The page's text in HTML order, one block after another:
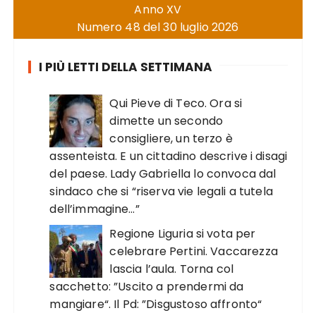
Anno XV
Numero 48 del 30 luglio 2026
I PIÙ LETTI DELLA SETTIMANA
Qui Pieve di Teco. Ora si
dimette un secondo
consigliere, un terzo è
assenteista. E un cittadino descrive i disagi
del paese. Lady Gabriella lo convoca dal
sindaco che si “riserva vie legali a tutela
dell’immagine…”
Regione Liguria si vota per
celebrare Pertini. Vaccarezza
lascia l’aula. Torna col
sacchetto: ”Uscito a prendermi da
mangiare“. Il Pd: ”Disgustoso affronto“